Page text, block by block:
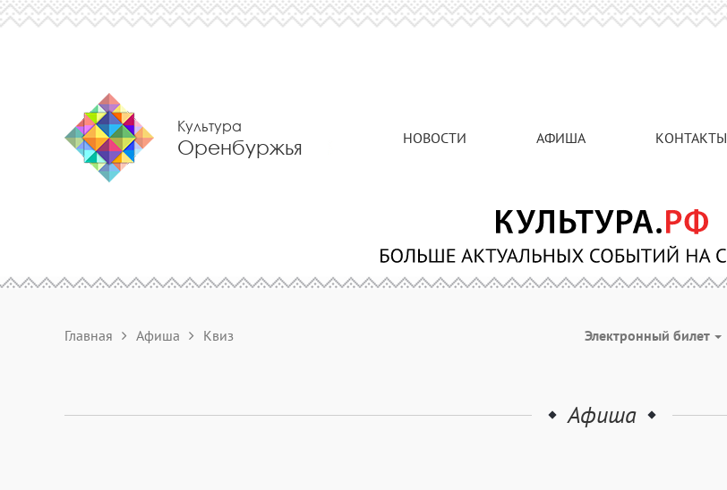
Культура
Оренбуржья НОВОСТИ АФИША КОНТАКТЫ
Главная Афиша Квиз Электронный билет
Афиша